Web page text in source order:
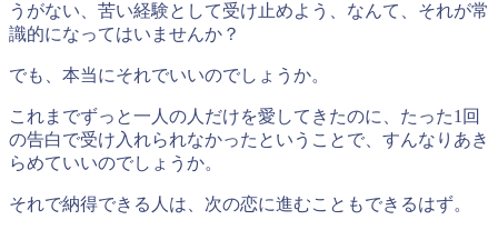
うがない、苦い経験として受け止めよう、なんて、それが常
識的になってはいませんか？
でも、本当にそれでいいのでしょうか。
これまでずっと一人の人だけを愛してきたのに、たった1回
の告白で受け入れられなかったということで、すんなりあき
らめていいのでしょうか。
それで納得できる人は、次の恋に進むこともできるはず。